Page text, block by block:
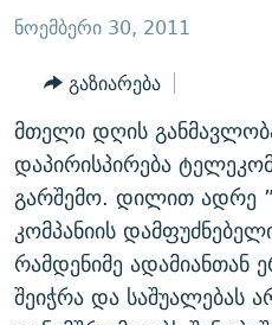
დაბრუნება
ძიებაზე
დაბრუნება
ᲔᲙᲝᲜᲝᲛᲘᲙᲐ
ᲡᲐᲖᲝᲒᲐᲓᲝᲔᲑᲐ
ᲡᲞᲝᲠᲢᲘ
ᲑᲚᲝᲒᲔᲑᲘ
ᲞᲝᲓᲙᲐᲡᲢᲔᲑᲘ
ᲜᲘᲙᲝᲡ ᲞᲝᲓᲙᲐᲡᲢᲘ
60 ᲓᲔᲪᲘᲑᲔᲚᲘ
ᲒᲐᲜᲙᲘᲗᲮᲕᲘᲡ ᲓᲦᲔ
ᲓᲘᲚᲘᲡ ᲡᲐᲣᲑᲠᲔᲑᲘ
ᲗᲐᲕᲘᲡᲣᲤᲚᲔᲑᲘᲡ ᲛᲝᲜᲘᲢᲝᲠᲘ
ᲤᲔᲜᲝᲕᲐᲜᲘ - 2.10
ᲗᲥᲕᲔᲜᲘ ᲞᲣᲑᲚᲘᲙᲐᲪᲘᲔᲑᲘ
ᲞᲠᲝᲔᲥᲢᲔᲑᲘ
ᲣᲙᲠᲐᲘᲜᲐᲨᲘ ᲓᲐᲦᲣᲞᲣᲚᲘ
ᲓᲐᲛᲝᲣᲙᲘᲓᲔᲑᲚᲝᲑᲘᲡ 100
ЭХО КАВКАЗА
ნოემბერი 30, 2011
გაზიარება
მთელი დღის
დაპირისპირება
გარშემო. დილით ადრე
კომპანიის
რამდენიმე ადამიანთან
შეიჭრა და საშუალებას